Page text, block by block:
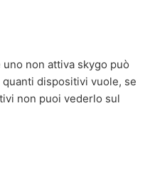
non attiva skygo può
dispositivi vuole, se
non puoi vederlo sul